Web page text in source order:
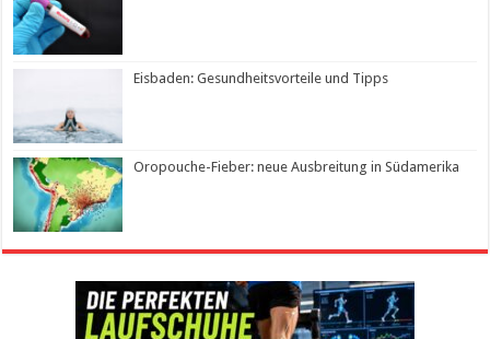
Eisbaden: Gesundheitsvorteile und Tipps
Oropouche-Fieber: neue Ausbreitung in Südamerika